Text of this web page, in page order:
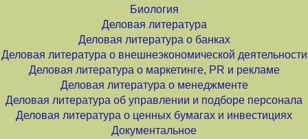
Биология
Деловая литература
Деловая литература о банках
Деловая литература о внешнеэкономической деятельности
Деловая литература о маркетинге, PR и рекламе
Деловая литература о менеджменте
Деловая литература об управлении и подборе персонала
Деловая литература о ценных бумагах и инвестициях
Документальное